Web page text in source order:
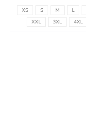
XS S M L
XXL
3XL 4XL